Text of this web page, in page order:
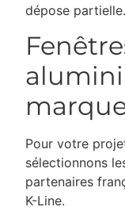
dépose partielle.
Pour votre
sélectionnons
partenaires
K-Line.